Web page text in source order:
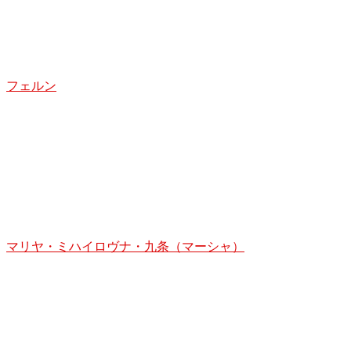
フェルン
マリヤ・ミハイロヴナ・九条（マーシャ）